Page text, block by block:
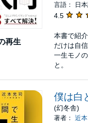
再生
言語： 日
4.5
本書で紹
だけは⾃
⼀⽣モノ
と。
僕は白
(幻冬舎)
著者： 近